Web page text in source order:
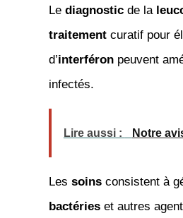
Le diagnosticde la
traitementcuratif pour
d’interféronpeuvent
infectés.
Lire aussi : Notre
Les soinsconsistent à
bactérieset autres